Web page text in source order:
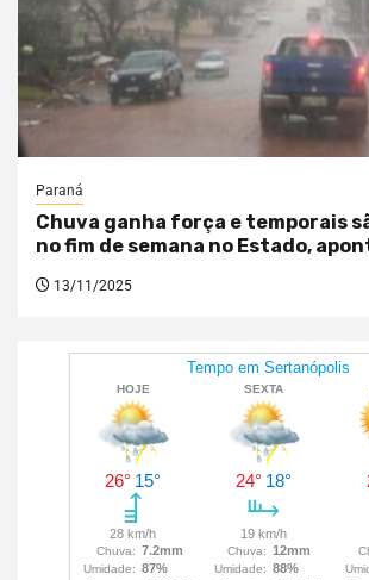
Paraná
Chuva ganha força e temporais
no fim de semana no Estado,
13/11/2025